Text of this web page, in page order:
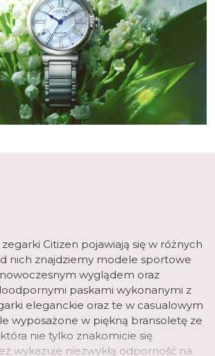
Citizen pojawiają się w różnych
nich znajdziemy modele sportowe
wyglądem oraz
paskami wykonanymi z
eleganckie oraz te w casualowym
wyposażone w piękną bransoletę ze
nie tylko znakomicie się
wykazuje niezwykłą odporność na